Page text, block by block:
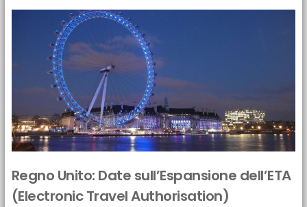
Regno Unito: Date sull’Espansione dell’ETA
(Electronic Travel Authorisation)